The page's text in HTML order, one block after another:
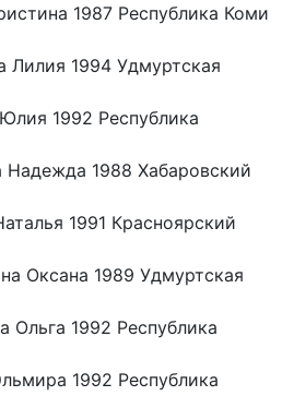
1987 Республика Коми
Лилия 1994 Удмуртская
1992 Республика
Надежда 1988 Хабаровский
1991 Красноярский
Оксана 1989 Удмуртская
Ольга 1992 Республика
1992 Республика